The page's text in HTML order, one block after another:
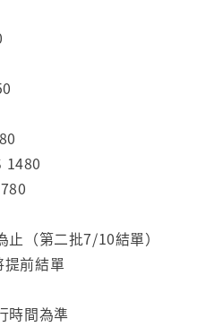
1480
（第二批7/10結單）
前結單
時間為準